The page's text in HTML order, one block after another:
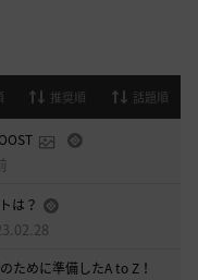
推奨順 話題順
は？
ために準備したA to Z！